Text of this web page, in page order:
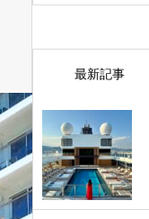
最新記事